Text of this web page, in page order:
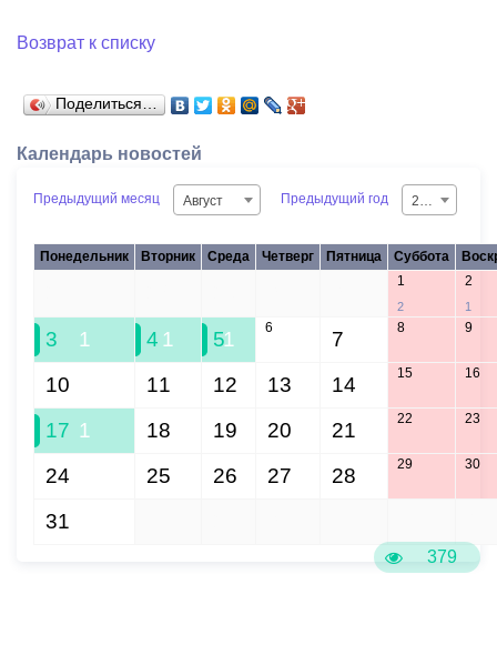
379
Возврат к списку
Поделиться…
Календарь новостей
Предыдущий месяц Август Предыдущий год 2026
Понедельник Вторник Среда Четверг Пятница Суббота
1
2
2
1
3 1 4 1 51 6 7 8 9
10 11 12 13 14 15 16
17 1 18 19 20 21 22 23
24 25 26 27 28 29 30
31